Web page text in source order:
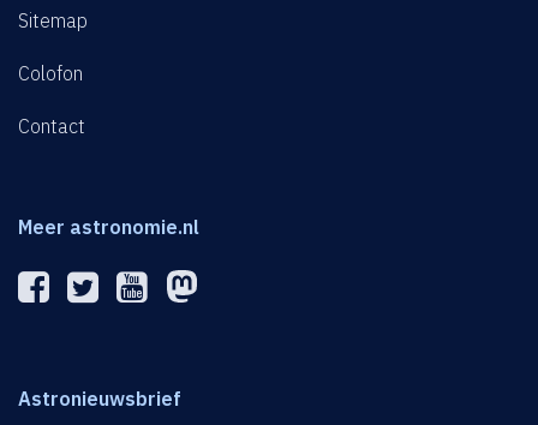
Sitemap
Colofon
Contact
Meer astronomie.nl
Astronieuwsbrief